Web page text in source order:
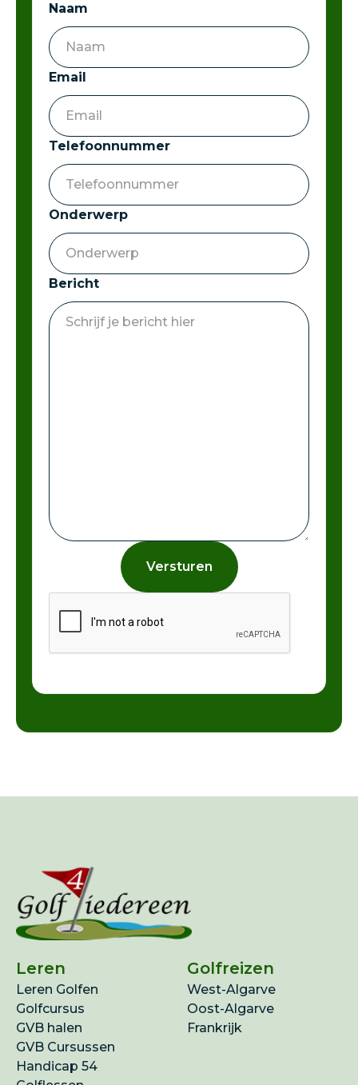
Naam
Email
Telefoonnummer
Onderwerp
Bericht
Leren
Leren Golfen
Golfcursus
GVB halen
GVB Cursussen
Handicap 54
Golfreizen
West-Algarve
Oost-Algarve
Frankrijk